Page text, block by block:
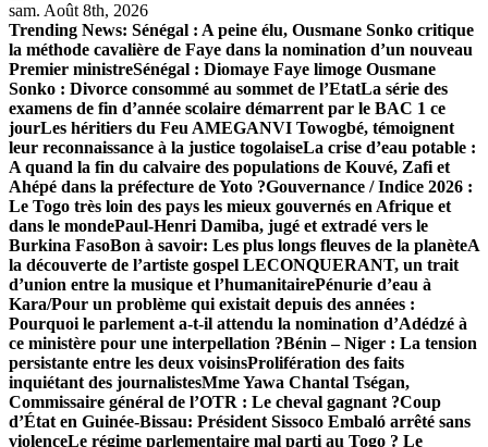
sam. Août 8th, 2026
Trending News: Sénégal : A peine élu, Ousmane Sonko critique
la méthode cavalière de Faye dans la nomination d’un nouveau
Premier ministreSénégal : Diomaye Faye limoge Ousmane
Sonko : Divorce consommé au sommet de l’EtatLa série des
examens de fin d’année scolaire démarrent par le BAC 1 ce
jourLes héritiers du Feu AMEGANVI Towogbé, témoignent
leur reconnaissance à la justice togolaiseLa crise d’eau potable :
A quand la fin du calvaire des populations de Kouvé, Zafi et
Ahépé dans la préfecture de Yoto ?Gouvernance / Indice 2026 :
Le Togo très loin des pays les mieux gouvernés en Afrique et
dans le mondePaul-Henri Damiba, jugé et extradé vers le
Burkina FasoBon à savoir: Les plus longs fleuves de la planèteA
la découverte de l’artiste gospel LECONQUERANT, un trait
d’union entre la musique et l’humanitairePénurie d’eau à
Kara/Pour un problème qui existait depuis des années :
Pourquoi le parlement a-t-il attendu la nomination d’Adédzé à
ce ministère pour une interpellation ?Bénin – Niger : La tension
persistante entre les deux voisinsProlifération des faits
inquiétant des journalistesMme Yawa Chantal Tségan,
Commissaire général de l’OTR : Le cheval gagnant ?Coup
d’État en Guinée-Bissau: Président Sissoco Embaló arrêté sans
violenceLe régime parlementaire mal parti au Togo ? Le